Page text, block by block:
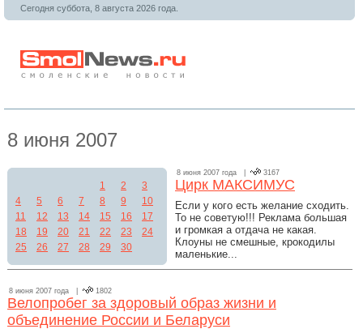
Сегодня суббота, 8 августа 2026 года.
8 июня 2007
1 2
3
4
5 6 7 8 9
10
11
12 13 14 15 16
17
18
19 20 21 22 23
24
25
26 27 28 29 30
8 июня 2007 года | 3167
Цирк МАКСИМУС
Если у кого есть желание сходить.
То не советую!!! Реклама большая
и громкая а отдача не какая.
Клоуны не смешные, крокодилы
маленькие...
8 июня 2007 года | 1802
Велопробег за здоровый образ жизни и
объединение России и Беларуси